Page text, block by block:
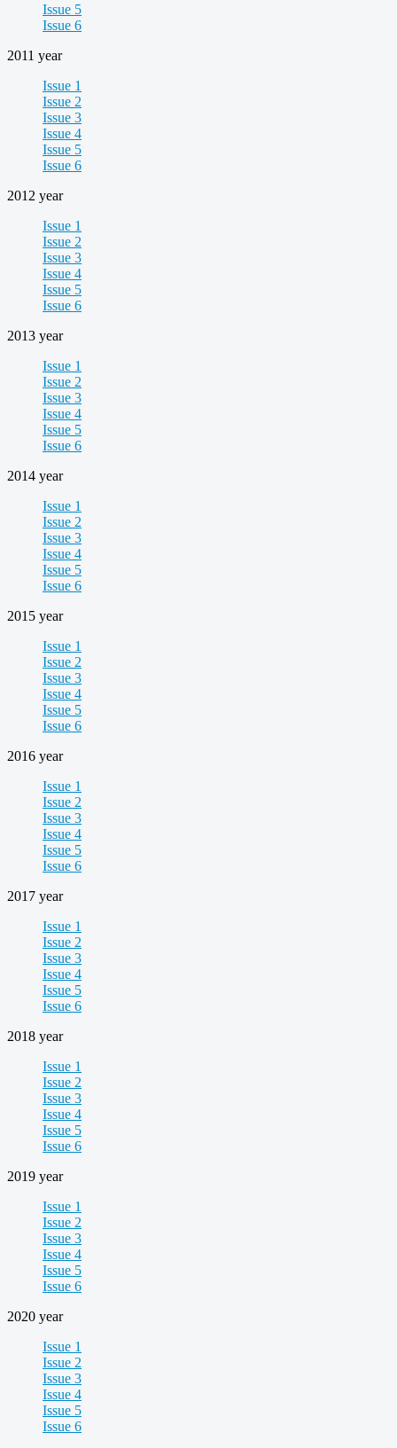
Issue 5
Issue 6
2011 year
Issue 1
Issue 2
Issue 3
Issue 4
Issue 5
Issue 6
2012 year
Issue 1
Issue 2
Issue 3
Issue 4
Issue 5
Issue 6
2013 year
Issue 1
Issue 2
Issue 3
Issue 4
Issue 5
Issue 6
2014 year
Issue 1
Issue 2
Issue 3
Issue 4
Issue 5
Issue 6
2015 year
Issue 1
Issue 2
Issue 3
Issue 4
Issue 5
Issue 6
2016 year
Issue 1
Issue 2
Issue 3
Issue 4
Issue 5
Issue 6
2017 year
Issue 1
Issue 2
Issue 3
Issue 4
Issue 5
Issue 6
2018 year
Issue 1
Issue 2
Issue 3
Issue 4
Issue 5
Issue 6
2019 year
Issue 1
Issue 2
Issue 3
Issue 4
Issue 5
Issue 6
2020 year
Issue 1
Issue 2
Issue 3
Issue 4
Issue 5
Issue 6